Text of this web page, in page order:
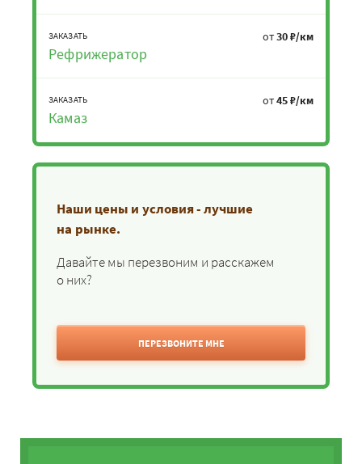
ЗАКАЗАТЬ
Рефрижератор
от30 ₽/км
ЗАКАЗАТЬ
Камаз
от45 ₽/км
Наши цены и условия - лучшие
на рынке.
Давайте мы перезвоним и расскажем
о них?
ПЕРЕЗВОНИТЕ МНЕ